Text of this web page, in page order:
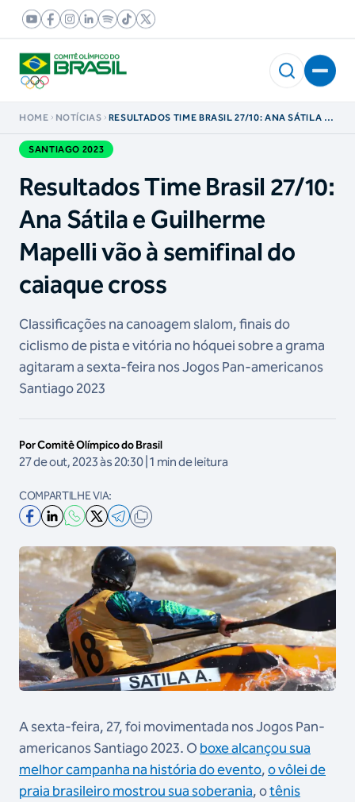
HOME NOTÍCIAS
RESULTADOS TIME BRASIL 27/10: ANA SÁTILA E
CAIAQUE CROSS
SANTIAGO 2023
Resultados Time Brasil 27/10:
Ana Sátila e Guilherme
Mapelli vão à semifinal do
caiaque cross
Classificações na canoagem slalom, finais do
ciclismo de pista e vitória no hóquei sobre a grama
agitaram a sexta-feira nos Jogos Pan-americanos
Santiago 2023
Por Comitê Olímpico do Brasil
27 de out, 2023 às 20:30 | 1 min de leitura
COMPARTILHE VIA:
A sexta-feira, 27, foi movimentada nos Jogos Pan-
americanos Santiago 2023. O boxe alcançou sua
melhor campanha na história do evento,o vôlei de
praia brasileiro mostrou sua soberania, otênis